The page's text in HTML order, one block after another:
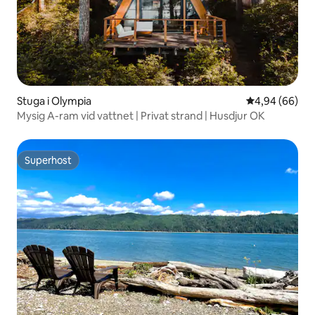
Stuga i Olympia 4,94 av 5 i
4,94 (66)
Mysig A-ram vid vattnet | Privat strand | Husdjur OK
Superhost
Superhost